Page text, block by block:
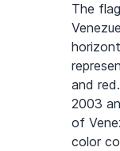
The
and
2003
of
color